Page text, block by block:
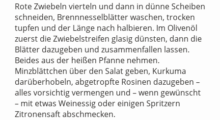
Rote Zwiebeln vierteln und dann in dünne Scheiben
schneiden, Brennnesselblätter waschen, trocken
tupfen und der Länge nach halbieren. Im Olivenöl
zuerst die Zwiebelstreifen glasig dünsten, dann die
Blätter dazugeben und zusammenfallen lassen.
Beides aus der heißen Pfanne nehmen.
Minzblättchen über den Salat geben, Kurkuma
darüberhobeln, abgetropfte Rosinen dazugeben –
alles vorsichtig vermengen und – wenn gewünscht
– mit etwas Weinessig oder einigen Spritzern
Zitronensaft abschmecken.